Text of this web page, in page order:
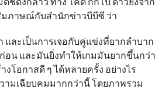
มภาษณ์กับสำนักข่าวบีบีซี ว่า
และเป็นการเจอกับคู่แข่งที่ยากลำบาก
อน และมันยิ่งทำให้เกมมันยากขึ้นกว่า
งโอกาสดี ๆ ได้หลายครั้ง อย่างไร
ามเฉียบคมมากกว่านี้ โดยภาพรวม